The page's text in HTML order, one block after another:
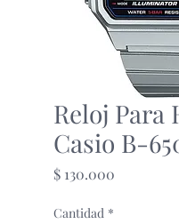
Reloj Para
Casio B-
$ 130.000
Cantidad *